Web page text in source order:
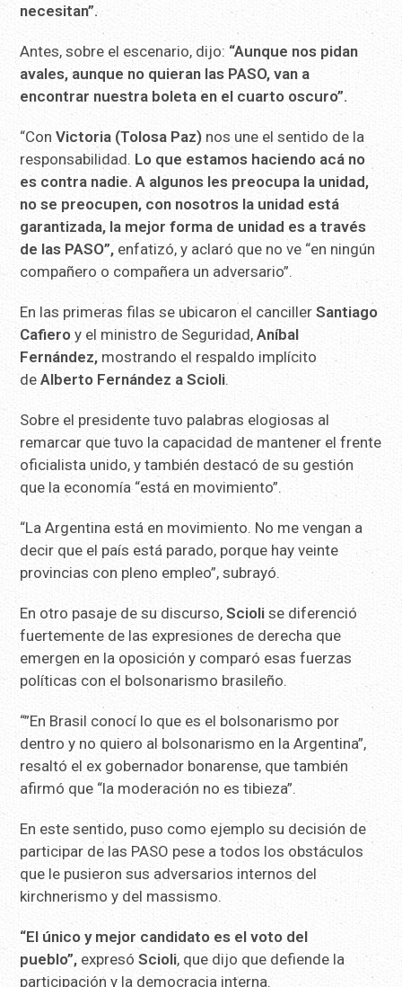
necesitan”.
Antes, sobre el escenario, dijo: “Aunque nos pidan
avales, aunque no quieran las PASO, van a
encontrar nuestra boleta en el cuarto oscuro”.
“ConVictoria (Tolosa Paz) nos une el sentido de la
responsabilidad. Lo que estamos haciendo acá no
es contra nadie. A algunos les preocupa la unidad,
no se preocupen, con nosotros la unidad está
garantizada, la mejor forma de unidad es a través
de las PASO”, enfatizó, y aclaró que no ve “en ningún
compañero o compañera un adversario”.
En las primeras filas se ubicaron el canciller Santiago
Cafieroy el ministro de Seguridad,Aníbal
Fernández, mostrando el respaldo implícito
deAlberto Fernández a Scioli.
Sobre el presidente tuvo palabras elogiosas al
remarcar que tuvo la capacidad de mantener el frente
oficialista unido, y también destacó de su gestión
que la economía “está en movimiento”.
“La Argentina está en movimiento. No me vengan a
decir que el país está parado, porque hay veinte
provincias con pleno empleo”, subrayó.
En otro pasaje de su discurso,Scioli se diferenció
fuertemente de las expresiones de derecha que
emergen en la oposición y comparó esas fuerzas
políticas con el bolsonarismo brasileño.
“”En Brasil conocí lo que es el bolsonarismo por
dentro y no quiero al bolsonarismo en la Argentina”,
resaltó el ex gobernador bonarense, que también
afirmó que “la moderación no es tibieza”.
En este sentido, puso como ejemplo su decisión de
participar de las PASO pese a todos los obstáculos
que le pusieron sus adversarios internos del
kirchnerismo y del massismo.
“El único y mejor candidato es el voto del
pueblo”, expresóScioli, que dijo que defiende la
participación y la democracia interna.